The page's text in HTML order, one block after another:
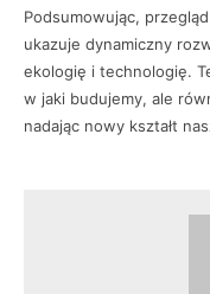
Podsumowując,
ukazuje dynamiczny
ekologię i technologię.
w jaki budujemy, ale
nadając nowy kształt